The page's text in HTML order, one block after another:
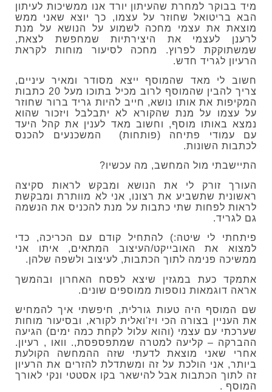
מיד בבוקר למחרת שהעיתון יורד אנו ממשיכות לעיתון
הבא בריטואל שחוזר על עצמו, כך יוצא שאני ממש
מוצאת את עצמי מחכה לשמוע על הנושא על מנת
לרענן לעצמי את היצירתיות שמחפשת לצאת,
שמשתוקקת לפרוץ. מחכה לסיעור מוחות לקראת
הרעיון לגריד חדש.
חשוב לי מאד שהמוסף ייצא מסודר ומאיר עיניים,
צריך להבין שהמוסף לרוב מכיל בתוכו מעל 20 כתבות
המקיפות את אותו נושא, חייב להיות גריד ברור שחוזר
על עצמו על מנת שהקורא לא יתבלבל ויזכור שהוא
נמצא באותו מוסף, וחשוב מאד לענין את קהל היעד
עם עמודי פתיחה (פותחות) המשכנעים להכנס
לכתבות השונות.
התיישבתי מול המחשב, מה עכשיו?
העורך זורק לי את הנושא ומבקש לראות סקיצה
ראשונית שתשביע את רצונו, אני לא מוותרת ומבקשת
לראות לפחות שתי כתבות על מנת להכניס את הנשמה
גם לגריד.
פיתחתי לי שיטה:) להתחיל קודם עם הכריכה, כדי
למצוא את האובייקט/העיצוב המתאים, איתו אני
ממשיכה פנימה לתוך הכתבות, לעיצוב ולשפה שלהן.
אתמקד כעת במגזין שיצא לפסח האחרון ובהמשך
אראה דוגמאות נוספות ממוספים שונים.
שם המוסף היה טעות גורלית, חיפשתי איך להמחיש
את העניין בצורה הכי ויז'ואלית לקורא, ובסיעור מוחות
שערכתי עם עצמי (והוא עלול לקחת כמה ימים) הגיעה
ההברקה – קליעה למטרה שמתפספסת,. וואו , רעיון.
אחרי שאני מוצאת לדעתי שזה ההמחשה הקולעת
ביותר, אני הולכת על זה ומשתדלת להזרים את הרעיון
זה לתוך הכתבות אבל להישאר בקו אסטטי ונקי לאורך
המוסף .